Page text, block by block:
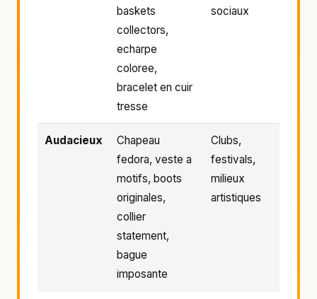
baskets
collectors,
echarpe
coloree,
bracelet en cuir
tresse
sociaux
Audacieux
Chapeau
fedora, veste a
motifs, boots
originales,
collier
statement,
bague
imposante
Clubs,
festivals,
milieux
artistiques